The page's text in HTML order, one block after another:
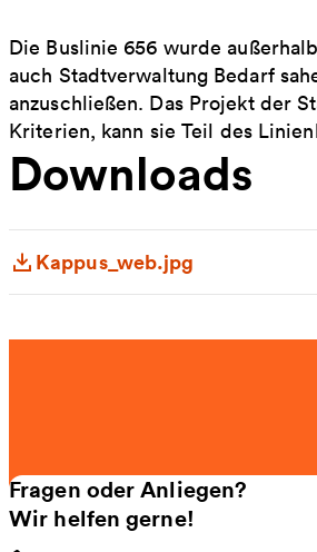
Die Buslinie 656 wurde
auch Stadtverwaltung Bedarf
anzuschließen. Das Projekt der
Kriterien, kann sie Teil des
Downloads
Kappus_web.jpg
Fragen oder Anliegen?
Wir helfen gerne!